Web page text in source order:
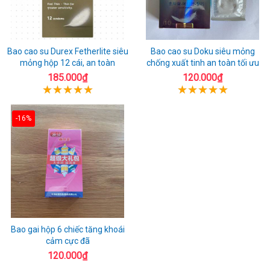
Bao cao su Durex Fetherlite siêu
mỏng hộp 12 cái, an toàn
185.000₫
Bao cao su Doku siêu mỏng
chống xuất tinh an toàn tối ưu
120.000₫
-16%
Bao gai hộp 6 chiếc tăng khoái
cảm cực đã
120.000₫